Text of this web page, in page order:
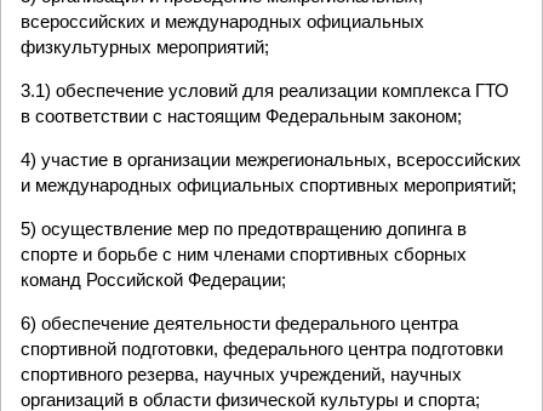
всероссийских и международных официальных
физкультурных мероприятий;
3.1) обеспечение условий для реализации комплекса ГТО
в соответствии с настоящим Федеральным законом;
4) участие в организации межрегиональных, всероссийских
и международных официальных спортивных мероприятий;
5) осуществление мер по предотвращению допинга в
спорте и борьбе с ним членами спортивных сборных
команд Российской Федерации;
6) обеспечение деятельности федерального центра
спортивной подготовки, федерального центра подготовки
спортивного резерва, научных учреждений, научных
организаций в области физической культуры и спорта;